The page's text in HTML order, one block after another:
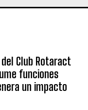
Club Rotaract
funciones
un impacto